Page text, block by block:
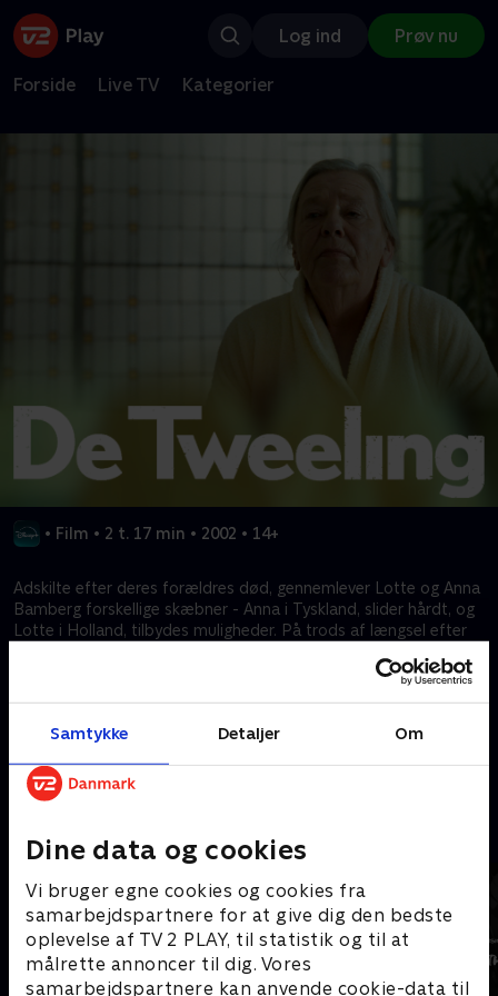
Samtykke Detaljer Om
Dine data og cookies
Vi bruger egne cookies og cookies fra
samarbejdspartnere for at give dig den bedste
oplevelse af TV 2 PLAY, til statistik og til at
målrette annoncer til dig. Vores
samarbejdspartnere kan anvende cookie-data til
Log ind Prøv nu
Forside Live TV Kategorier
• Film • 2 t. 17 min • 2002 • 14+
Adskilte efter deres forældres død, gennemlever Lotte og Anna
Bamberg forskellige skæbner - Anna i Tyskland, slider hårdt, og
Lotte i Holland, tilbydes muligheder. På trods af længsel efter
med en SS-officer og Lottes forlovedes død i Auschwitz, deres
Kræver tilkøb
Mere indhold fra Disney+